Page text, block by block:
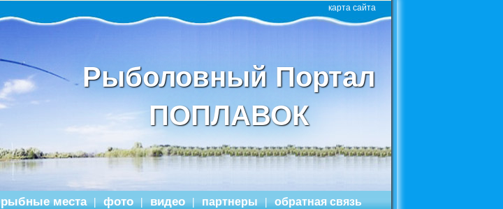
рыбные места | фото | видео | партнеры | обратная связь
карта сайта
Рыболовный Портал
ПОПЛАВОК